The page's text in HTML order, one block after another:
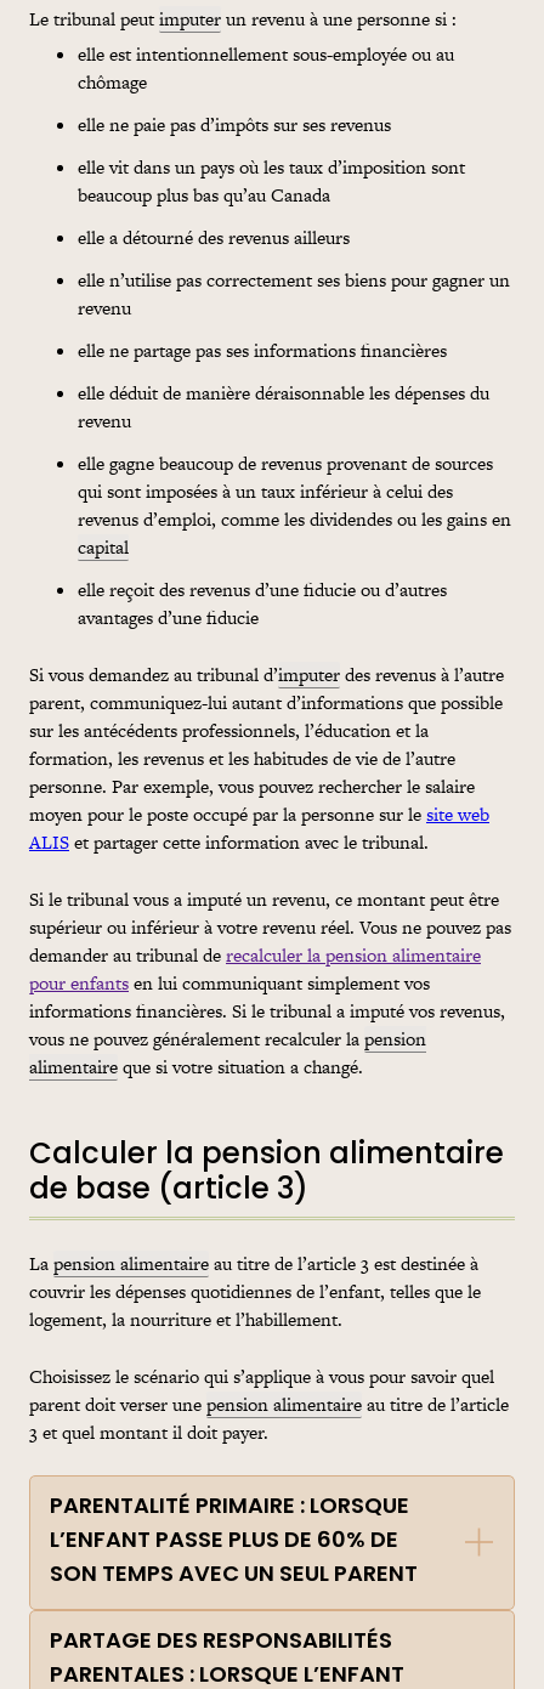
Le tribunal peutimputerun revenu à une personne si :
elle est intentionnellement sous-employée ou au
chômage
elle ne paie pas d’impôts sur ses revenus
elle vit dans un pays où les taux d’imposition sont
beaucoup plus bas qu’au Canada
elle a détourné des revenus ailleurs
elle n’utilise pas correctement ses biens pour gagner un
revenu
elle ne partage pas ses informations financières
elle déduit de manière déraisonnable les dépenses du
revenu
elle gagne beaucoup de revenus provenant de sources
qui sont imposées à un taux inférieur à celui des
revenus d’emploi, comme les dividendes ou les gains en
capital
elle reçoit des revenus d’une fiducie ou d’autres
avantages d’une fiducie
Si vous demandez au tribunal d’imputerdes revenus à l’autre
parent, communiquez-lui autant d’informations que possible
sur les antécédents professionnels, l’éducation et la
formation, les revenus et les habitudes de vie de l’autre
personne. Par exemple, vous pouvez rechercher le salaire
moyen pour le poste occupé par la personne sur lesite web
ALISet partager cette information avec le tribunal.
Si le tribunal vous a imputé un revenu, ce montant peut être
supérieur ou inférieur à votre revenu réel. Vous ne pouvez pas
demander au tribunal derecalculer la pension alimentaire
pour enfantsen lui communiquant simplement vos
informations financières. Si le tribunal a imputé vos revenus,
vous ne pouvez généralement recalculer lapension
alimentaireque si votre situation a changé.
Calculer la pension alimentaire
de base (article 3)
Lapension alimentaireau titre de l’article 3 est destinée à
couvrir les dépenses quotidiennes de l’enfant, telles que le
logement, la nourriture et l’habillement.
Choisissez le scénario qui s’applique à vous pour savoir quel
parent doit verser unepension alimentaireau titre de l’article
3 et quel montant il doit payer.
PARENTALITÉ PRIMAIRE : LORSQUE
L’ENFANT PASSE PLUS DE 60% DE
SON TEMPS AVEC UN SEUL PARENT
PARTAGE DES RESPONSABILITÉS
PARENTALES : LORSQUE L’ENFANT